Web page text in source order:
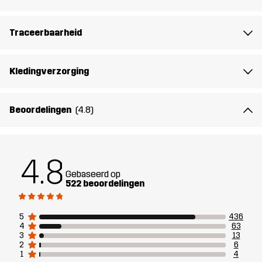
463g in maat Medium
Ontworpen
voor
Artikelnummer 10747_2593
Traceerbaarheid
Kledingverzorging
Beoordelingen (4.8)
4.8 Gebaseerd op
522 beoordelingen
5
436
4
63
3
13
2
6
1
4